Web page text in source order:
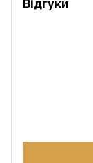
Відгуки